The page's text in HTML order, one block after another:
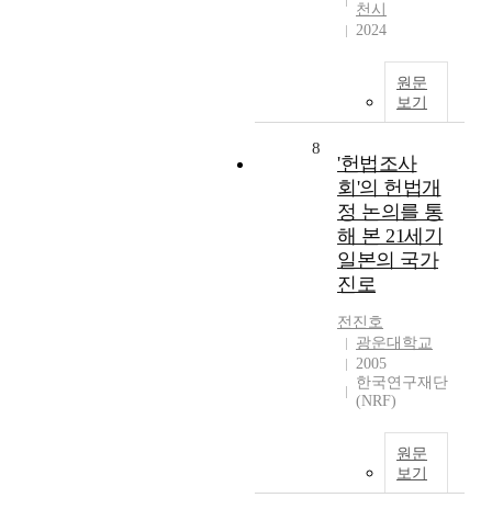
천시
2024
원문
보기
8
'헌법조사
회'의 헌법개
정 논의를 통
해 본 21세기
일본의 국가
진로
전진호
광운대학교
2005
한국연구재단
(NRF)
원문
보기